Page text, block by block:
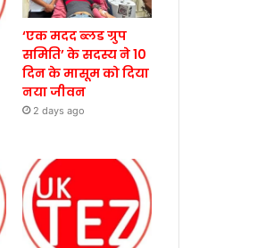
‘एक मदद ब्लड ग्रुप
समिति’ के सदस्य ने 10
दिन के मासूम को दिया
नया जीवन
2 days ago